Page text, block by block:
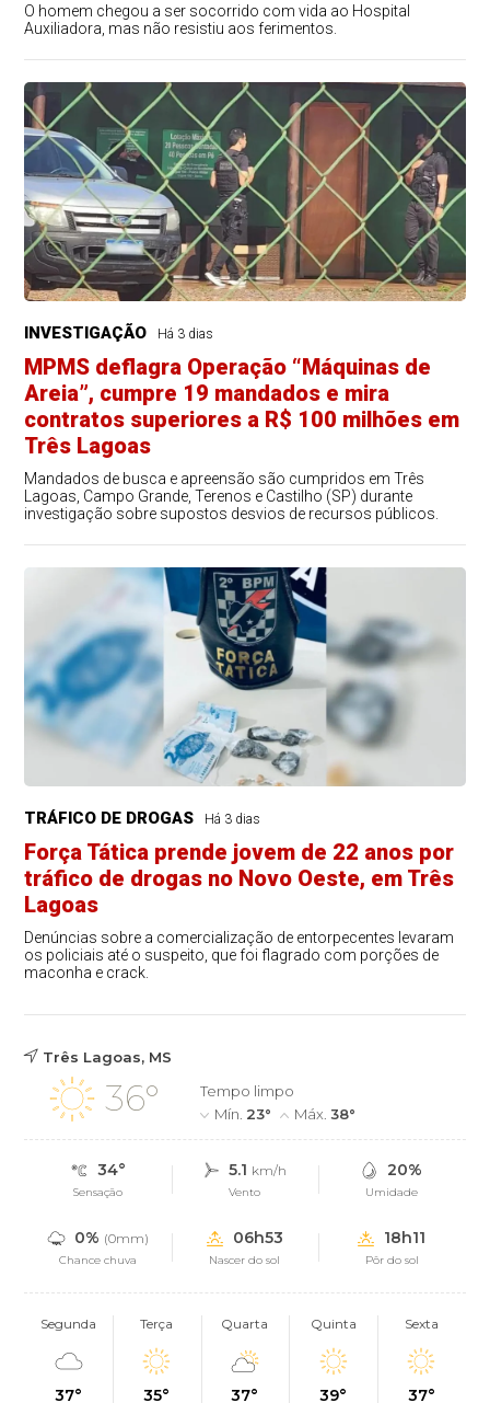
O homem chegou a ser socorrido com vida ao Hospital
Auxiliadora, mas não resistiu aos ferimentos.
INVESTIGAÇÃO Há 3 dias
MPMS deflagra Operação “Máquinas de
Areia”, cumpre 19 mandados e mira
contratos superiores a R$ 100 milhões em
Três Lagoas
Mandados de busca e apreensão são cumpridos em Três
Lagoas, Campo Grande, Terenos e Castilho (SP) durante
investigação sobre supostos desvios de recursos públicos.
TRÁFICO DE DROGAS Há 3 dias
Força Tática prende jovem de 22 anos por
tráfico de drogas no Novo Oeste, em Três
Lagoas
Denúncias sobre a comercialização de entorpecentes levaram
os policiais até o suspeito, que foi flagrado com porções de
maconha e crack.
Três Lagoas, MS
36°
Tempo limpo
Mín. 23° Máx.38°
34°
Sensação
5.1 km/h
Vento
20%
Umidade
0% (0mm)
Chance chuva
06h53
Nascer do sol
18h11
Pôr do sol
Segunda
37°
Terça
35°
Quarta
37°
Quinta
39°
Sexta
37°